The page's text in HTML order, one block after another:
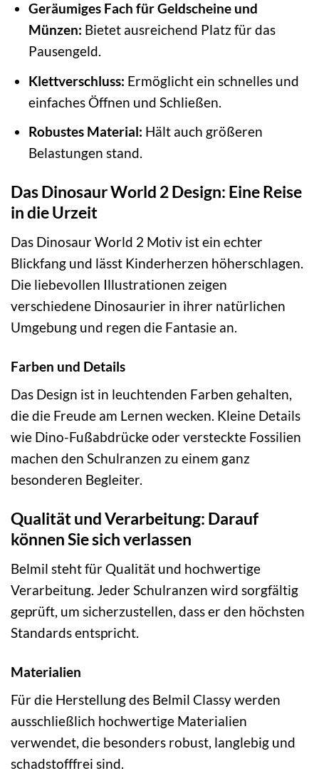
Geräumiges Fach für Geldscheine und
Münzen: Bietet ausreichend Platz für das
Pausengeld.
Klettverschluss: Ermöglicht ein schnelles und
einfaches Öffnen und Schließen.
Robustes Material: Hält auch größeren
Belastungen stand.
Das Dinosaur World 2 Design: Eine Reise
in die Urzeit
Das Dinosaur World 2 Motiv ist ein echter
Blickfang und lässt Kinderherzen höherschlagen.
Die liebevollen Illustrationen zeigen
verschiedene Dinosaurier in ihrer natürlichen
Umgebung und regen die Fantasie an.
Farben und Details
Das Design ist in leuchtenden Farben gehalten,
die die Freude am Lernen wecken. Kleine Details
wie Dino-Fußabdrücke oder versteckte Fossilien
machen den Schulranzen zu einem ganz
besonderen Begleiter.
Qualität und Verarbeitung: Darauf
können Sie sich verlassen
Belmil steht für Qualität und hochwertige
Verarbeitung. Jeder Schulranzen wird sorgfältig
geprüft, um sicherzustellen, dass er den höchsten
Standards entspricht.
Materialien
Für die Herstellung des Belmil Classy werden
ausschließlich hochwertige Materialien
verwendet, die besonders robust, langlebig und
schadstofffrei sind.